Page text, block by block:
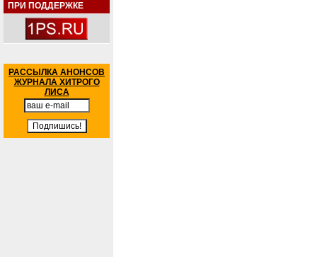
ПРИ ПОДДЕРЖКЕ
РАССЫЛКА АНОНСОВ
ЖУРНАЛА ХИТРОГО
ЛИСА